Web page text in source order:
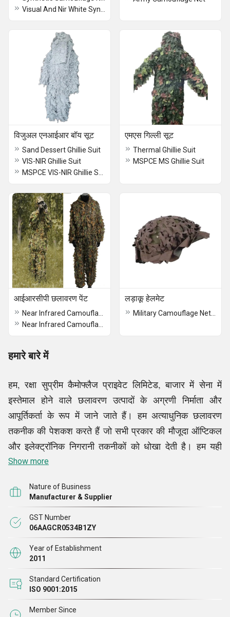
विजुअल एनआईआर बॉय सूट
Sand Dessert Ghillie Suit
VIS-NIR Ghillie Suit
एमएस गिल्ली सूट
Thermal Ghillie Suit
MSPCE MS Ghillie Suit
आईआरसीपी छलावरण पेंट लड़ाकू हेलमेट
हमारे बारे में
हम, रक्षा सुप्रीम कैमोफ्लैज प्राइवेट लिमिटेड, बाजार में सेना में
इस्तेमाल होने वाले छलावरण उत्पादों के अग्रणी निर्माता और
आपूर्तिकर्ता के रूप में जाने जाते हैं। हम अत्याधुनिक छलावरण
तकनीक की पेशकश करते हैं जो सभी प्रकार की मौजूदा ऑप्टिकल
और इलेक्ट्रॉनिक निगरानी तकनीकों को धोखा देती है। हम यही
करते हैं, और हम इसे कुशलता से करते हैं ताकि हमारी वस्तुओं का
रेंज में सैंड डेज़र्ट घिल्ली सूट, एमएसपीसीई एमएस घिल्ली सूट, थर्मल
घिली सूट, नियर इन्फ्रारेड कैमोफ्लैज पेंट, कॉम्बेट हेलमेट जैसे
आइटम शामिल हैं। हमारे शानदार छलावरण जाल युद्ध के मैदान में
जीवन प्रत्याशा को काफी बढ़ा देते हैं। हम सैनिकों को अपनी
छलावरण तकनीक का इस्तेमाल करके, सामरिक संतुलन को उनके
पक्ष में झुकाकर खोज से बचने में सक्षम बनाते हैं।
हमारे विश्व-स्तरीय उत्पादों के फलस्वरूप हमारी कंपनी का पूरे बाजार
Show more
Nature of Business
Manufacturer & Supplier
GST Number
06AAGCR0534B1ZY
Year of Establishment
2011
Standard Certification
ISO 9001:2015
Member Since